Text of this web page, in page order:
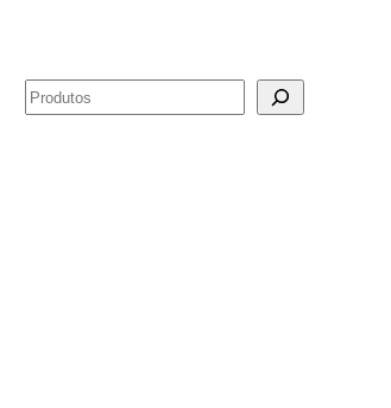
Pesquisar